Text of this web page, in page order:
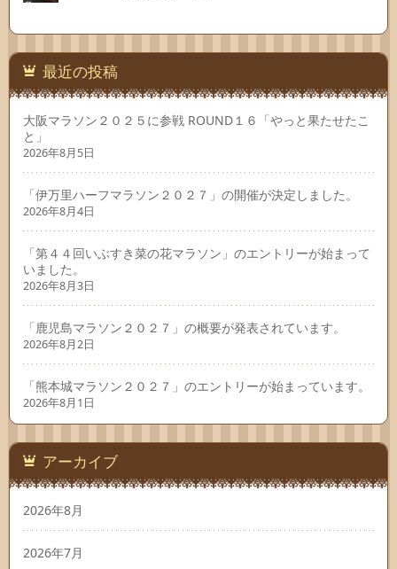
最近の投稿
大阪マラソン２０２５に参戦 ROUND１６「やっと果たせたこ
と」
2026年8月5日
「伊万里ハーフマラソン２０２７」の開催が決定しました。
2026年8月4日
「第４４回いぶすき菜の花マラソン」のエントリーが始まって
いました。
2026年8月3日
「鹿児島マラソン２０２７」の概要が発表されています。
2026年8月2日
「熊本城マラソン２０２７」のエントリーが始まっています。
2026年8月1日
アーカイブ
2026年8月
2026年7月